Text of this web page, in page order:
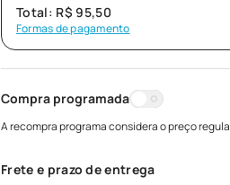
Total: R$ 95,50
Formas de pagamento
Compra programada
A recompra programa considera o preço
Frete e prazo de entrega